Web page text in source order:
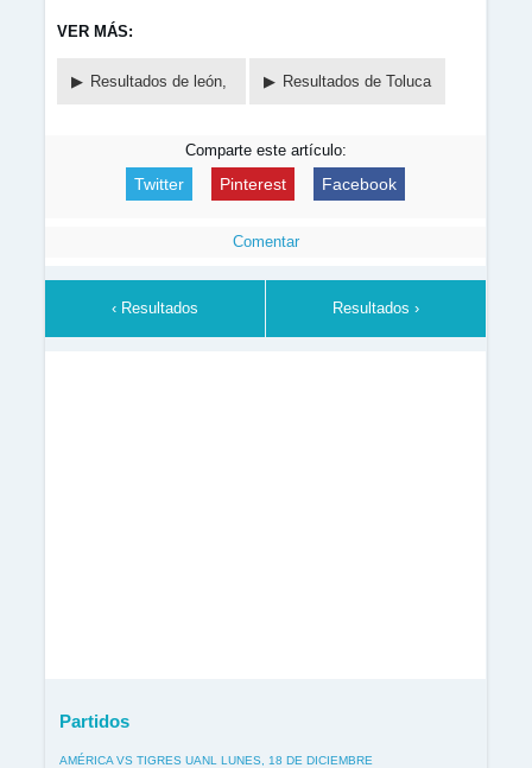
VER MÁS:
Resultados de león, Resultados de Toluca
Comparte este artículo:
Twitter Pinterest Facebook
Comentar
‹ Resultados Resultados ›
Partidos
AMÉRICA VS TIGRES UANL LUNES, 18 DE DICIEMBRE